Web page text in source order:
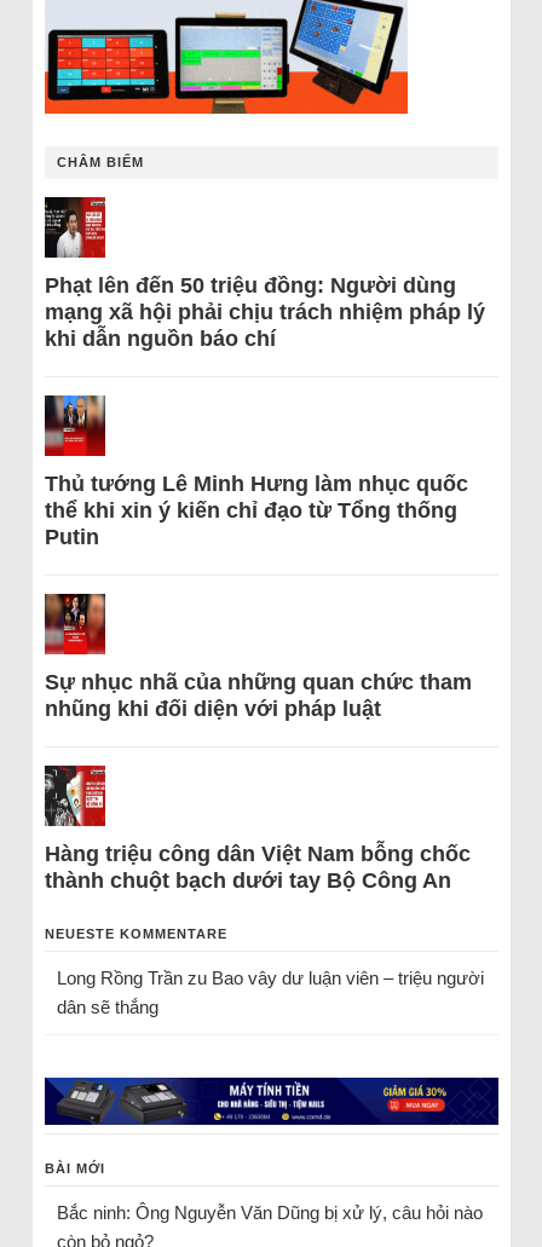
CHÂM BIẾM
Phạt lên đến 50 triệu đồng: Người dùng
mạng xã hội phải chịu trách nhiệm pháp lý
khi dẫn nguồn báo chí
Thủ tướng Lê Minh Hưng làm nhục quốc
thể khi xin ý kiến chỉ đạo từ Tổng thống
Putin
Sự nhục nhã của những quan chức tham
nhũng khi đối diện với pháp luật
Hàng triệu công dân Việt Nam bỗng chốc
thành chuột bạch dưới tay Bộ Công An
NEUESTE KOMMENTARE
Long Rồng Trầnzu Bao vây dư luận viên – triệu người
dân sẽ thắng
BÀI MỚI
Bắc ninh: Ông Nguyễn Văn Dũng bị xử lý, câu hỏi nào
còn bỏ ngỏ?